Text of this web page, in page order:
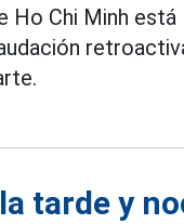
Chi Minh está
tarde y